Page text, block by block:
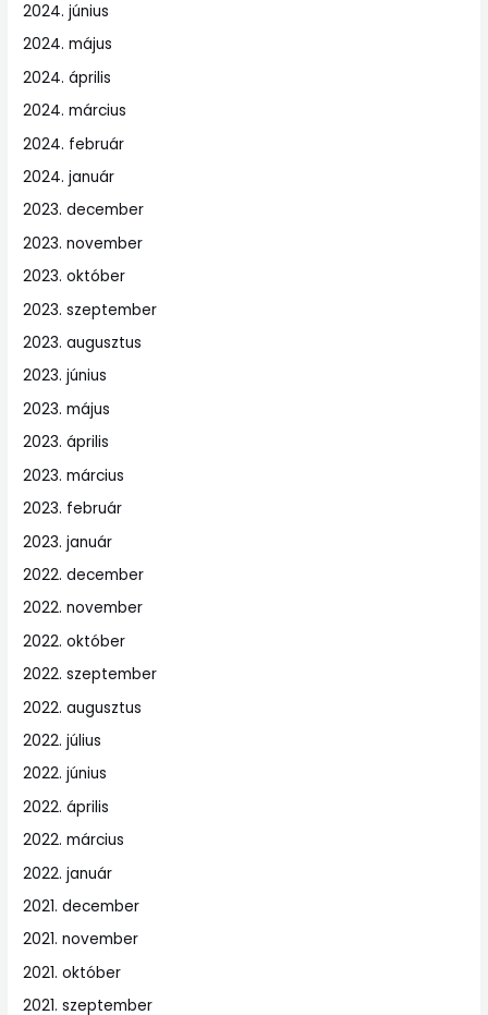
2024. június
2024. május
2024. április
2024. március
2024. február
2024. január
2023. december
2023. november
2023. október
2023. szeptember
2023. augusztus
2023. június
2023. május
2023. április
2023. március
2023. február
2023. január
2022. december
2022. november
2022. október
2022. szeptember
2022. augusztus
2022. július
2022. június
2022. április
2022. március
2022. január
2021. december
2021. november
2021. október
2021. szeptember